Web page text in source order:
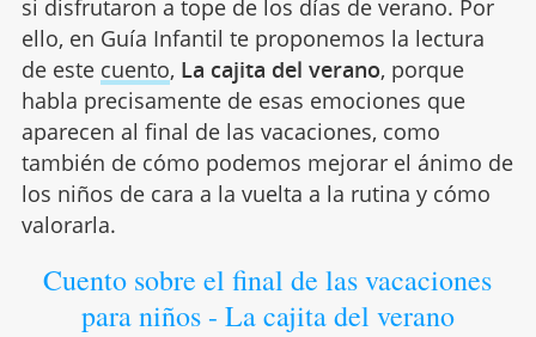
si disfrutaron a tope de los días de verano. Por
ello, en Guía Infantil te proponemos la lectura
de este cuento, La cajita del verano, porque
habla precisamente de esas emociones que
aparecen al final de las vacaciones, como
también de cómo podemos mejorar el ánimo de
los niños de cara a la vuelta a la rutina y cómo
valorarla.
Cuento sobre el final de las vacaciones
para niños - La cajita del verano